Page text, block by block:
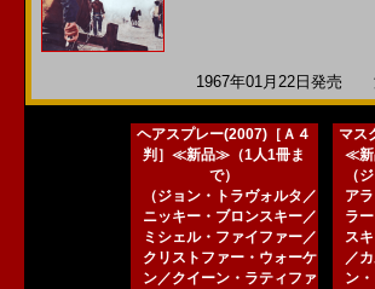
1967年01月22日発売
ヘアスプレー(2007)［Ａ４
判］≪新品≫（1人1冊ま
で）
（ジョン・トラヴォルタ／
ニッキー・ブロンスキー／
ミシェル・ファイファー／
クリストファー・ウォーケ
ン／クイーン・ラティファ
マス
≪新
（
ア
ラ
ス
／
ン